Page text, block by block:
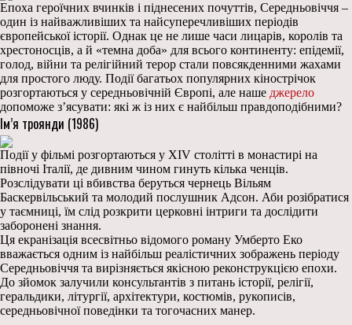
Епоха героїчних вчинків і піднесених почуттів, Середньовіччя –
один із найважливіших та найсуперечливіших періодів
європейської історії. Однак це не лише часи лицарів, королів та
хрестоносців, а й «темна доба» для всього континенту: епідемії,
голод, війни та релігійний терор стали повсякденними жахами
для простого люду. Події багатьох популярних кінострічок
розгортаються у середньовічній Європі, але наше джерело
допоможе з’ясувати: які ж із них є найбільш правдоподібними?
Ім’я троянди (1986)
Події у фільмі розгортаються у XIV столітті в монастирі на
півночі Італії, де дивним чином гинуть кілька ченців.
Розслідувати ці вбивства беруться чернець Вільям
Баскервільський та молодий послушник Адсон. Аби розібратися
у таємниці, їм слід розкрити церковні інтриги та дослідити
заборонені знання.
Ця екранізація всесвітньо відомого роману Умберто Еко
вважається одним із найбільш реалістичних зображень періоду
Середньовіччя та вирізняється якісною реконструкцією епохи.
До зйомок залучили консультантів з питань історії, релігії,
геральдики, літургії, архітектури, костюмів, рукописів,
середньовічної поведінки та тогочасних манер.